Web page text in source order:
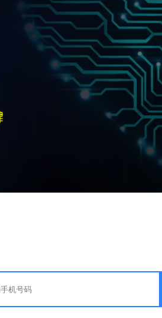
手机号： 252****3209 咨询服务：广东软件测
手机号： 189****6699
手机号： 137****8552 咨询服务：广东Android